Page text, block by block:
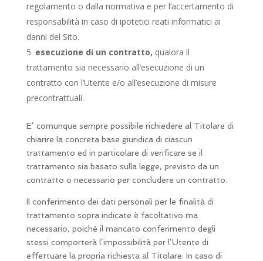
regolamento o dalla normativa e per l’accertamento di
responsabilità in caso di ipotetici reati informatici ai
danni del Sito.
esecuzione di un contratto, qualora il
trattamento sia necessario all’esecuzione di un
contratto con l’Utente e/o all’esecuzione di misure
precontrattuali.
E’ comunque sempre possibile richiedere al Titolare di
chiarire la concreta base giuridica di ciascun
trattamento ed in particolare di verificare se il
trattamento sia basato sulla legge, previsto da un
contratto o necessario per concludere un contratto.
Il conferimento dei dati personali per le finalità di
trattamento sopra indicate è facoltativo ma
necessario, poiché il mancato conferimento degli
stessi comporterà l’impossibilità per l’Utente di
effettuare la propria richiesta al Titolare. In caso di